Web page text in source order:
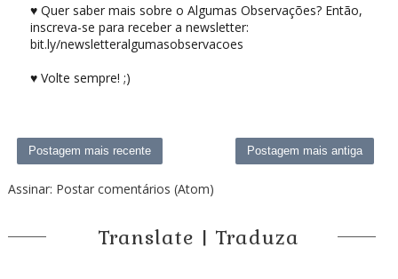
♥ Quer saber mais sobre o Algumas Observações? Então,
inscreva-se para receber a newsletter:
bit.ly/newsletteralgumasobservacoes
♥ Volte sempre! ;)
Postagem mais recente Postagem mais antiga
Assinar: Postar comentários (Atom)
Translate | Traduza